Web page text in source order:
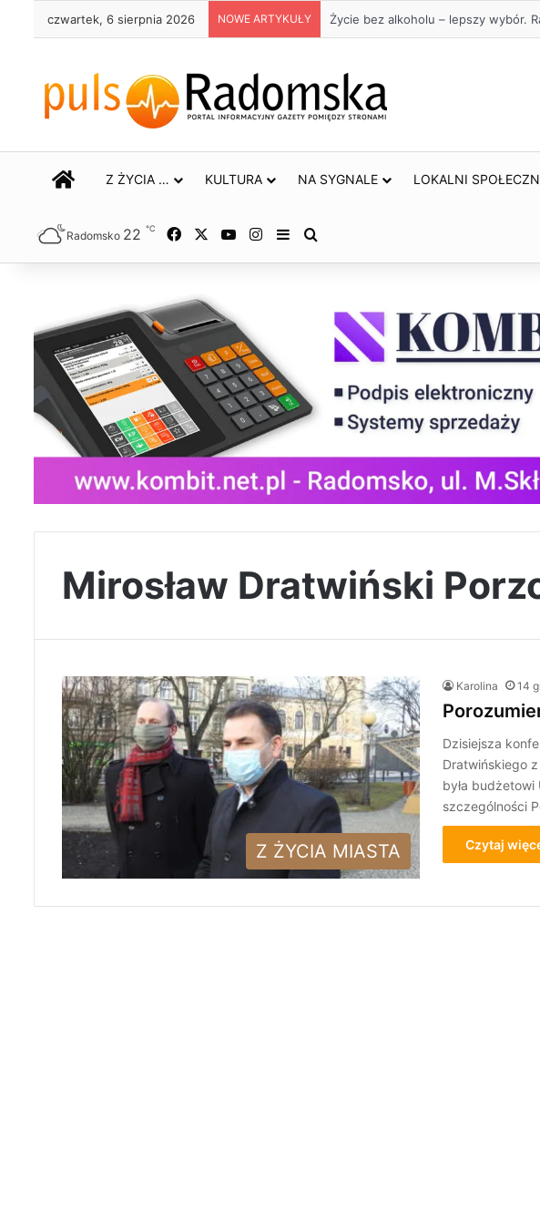
czwartek, 6 sierpnia 2026 NOWE ARTYKUŁY Życie bez alkoholu – lepszy wybór.
STRONA GŁÓWNA
Z ŻYCIA … KULTURA NA SYGNALE LOKALNI
Radomsko 22 ℃ Facebook YouTubeInstagram
Sidebar
Mirosław Dratwiński
Z ŻYCIA MIASTA
Karolina 14
Dzisiejsza
Dratwińskiego
była budżetowi
szczególności
Czytaj